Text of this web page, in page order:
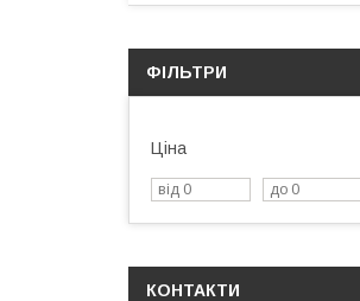
ФІЛЬТРИ
Ціна
КОНТАКТИ